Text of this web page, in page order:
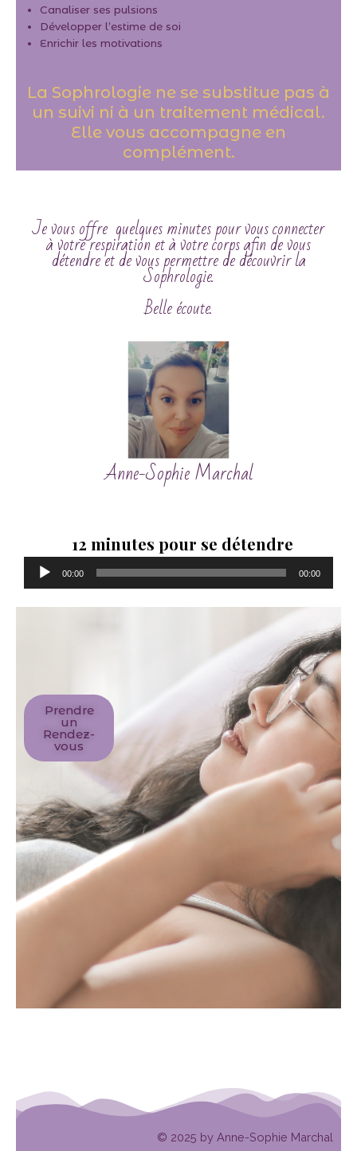
Canaliser ses pulsions
Développer l’estime de soi
Enrichir les motivations
La Sophrologie ne se substitue pas à
un suivi ni à un traitement médical.
Elle vous accompagne en
complément.
Je vous offre quelques minutes pour vous connecter
à votre respiration et à votre corps afin de vous
détendre et de vous permettre de découvrir la
Sophrologie.
Belle écoute.
Anne-Sophie Marchal
12 minutes pour se détendre
audio
00:00 00:00
Prendre
un
Rendez-
vous
© 2025 by Anne-Sophie Marchal